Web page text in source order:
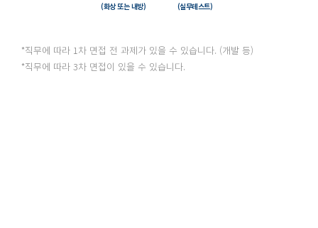
(화상 또는 내방) (실무테스트)
*직무에 따라 1차 면접 전 과제가 있을 수 있습니다. (개발 등)
*직무에 따라 3차 면접이 있을 수 있습니다.